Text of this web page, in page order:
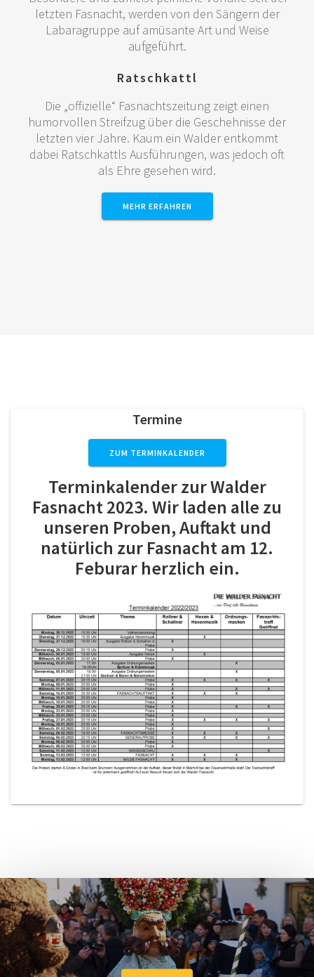
letzten Fasnacht, werden von den Sängern der
Labaragruppe auf amüsante Art und Weise
aufgeführt.
Ratschkattl
Die „offizielle“ Fasnachtszeitung zeigt einen
humorvollen Streifzug über die Geschehnisse der
letzten vier Jahre. Kaum ein Walder entkommt
dabei Ratschkattls Ausführungen, was jedoch oft
als Ehre gesehen wird.
MEHR ERFAHREN
Termine
ZUM TERMINKALENDER
Terminkalender zur Walder
Fasnacht 2023. Wir laden alle zu
unseren Proben, Auftakt und
natürlich zur Fasnacht am 12.
Feburar herzlich ein.